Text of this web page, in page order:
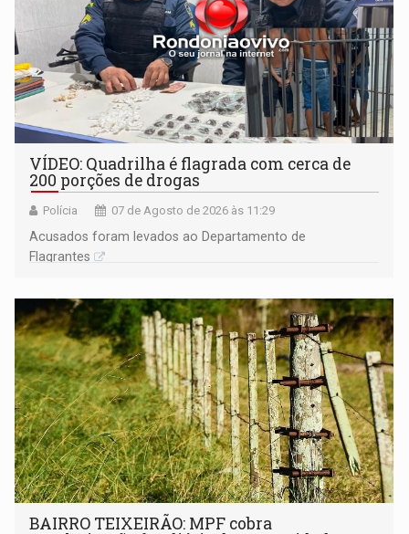
VÍDEO: Quadrilha é flagrada com cerca de
200 porções de drogas
Polícia 07 de Agosto de 2026 às 11:29
Acusados foram levados ao Departamento de
Flagrantes
BAIRRO TEIXEIRÃO: MPF cobra